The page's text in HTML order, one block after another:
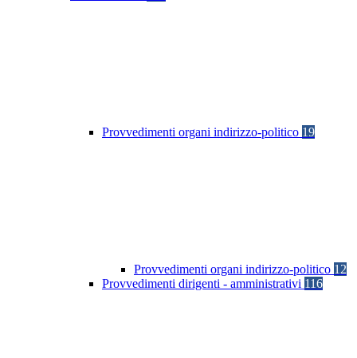
Provvedimenti organi indirizzo-politico 19
Provvedimenti organi indirizzo-politico 12
Provvedimenti dirigenti - amministrativi 116